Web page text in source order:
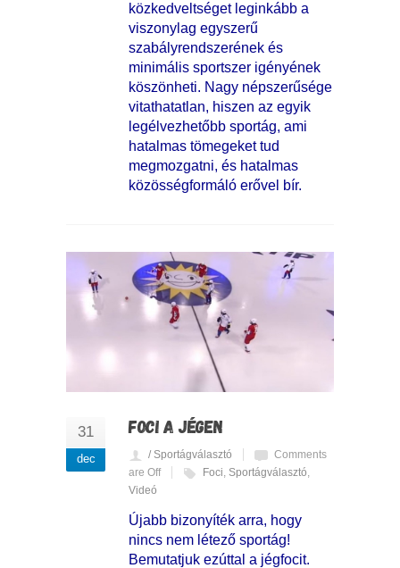
közkedveltséget leginkább a
viszonylag egyszerű
szabályrendszerének és
minimális sportszer igényének
köszönheti. Nagy népszerűsége
vitathatatlan, hiszen az egyik
legélvezhetőbb sportág, ami
hatalmas tömegeket tud
megmozgatni, és hatalmas
közösségformáló erővel bír.
31
dec
FOCI A JÉGEN
/ Sportágválasztó
Comments
are Off
Foci, Sportágválasztó,
Videó
Újabb bizonyíték arra, hogy
nincs nem létező sportág!
Bemutatjuk ezúttal a jégfocit.